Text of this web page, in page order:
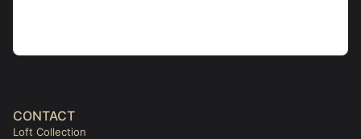
CONTACT
Loft Collection